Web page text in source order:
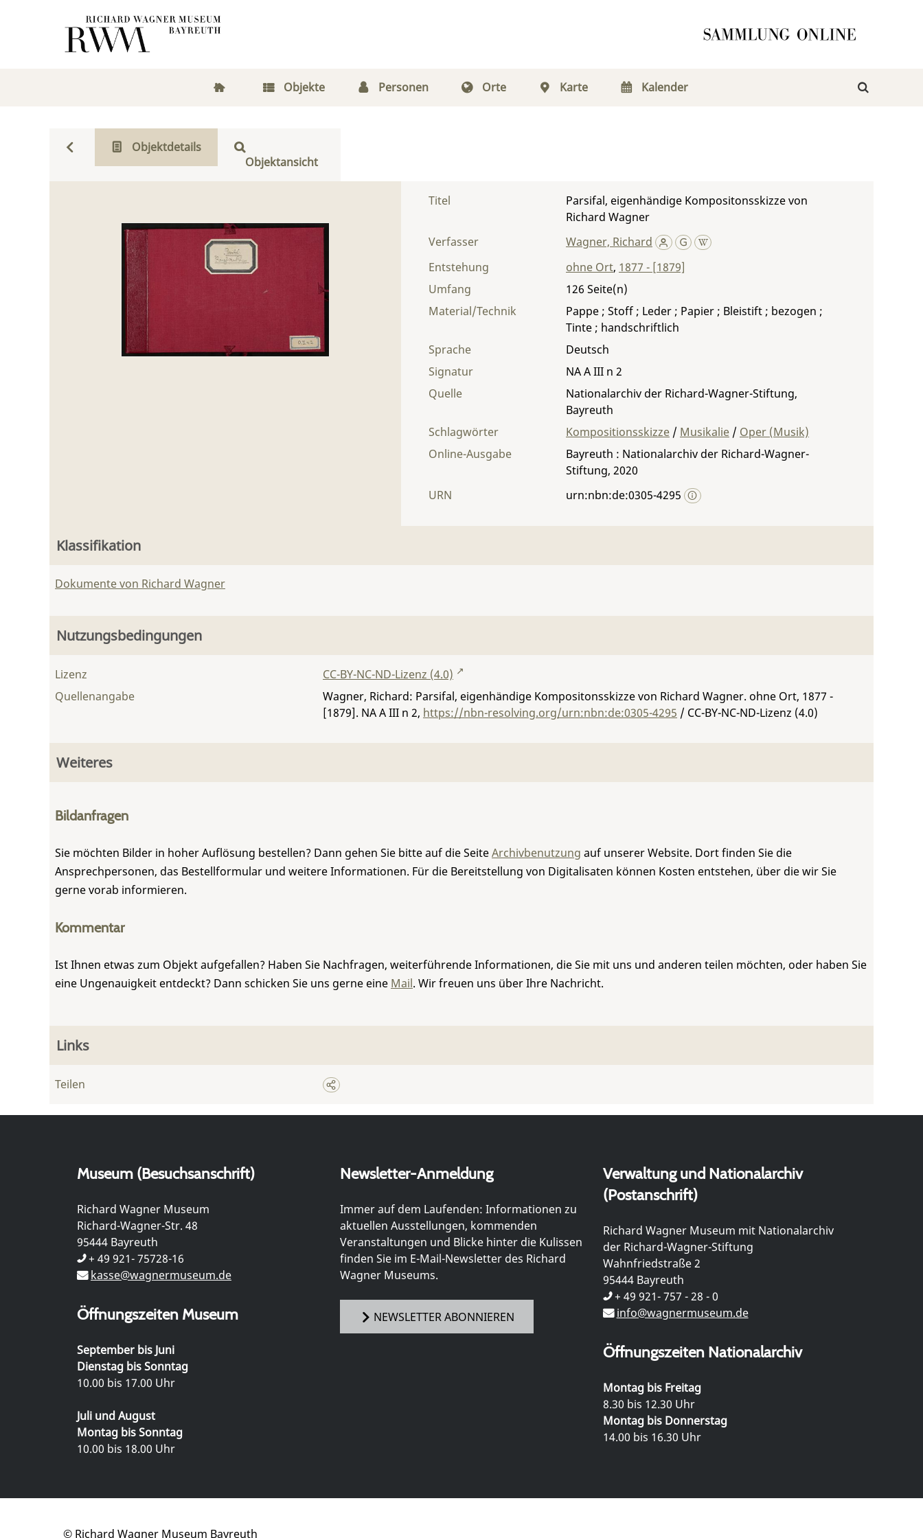
Objekte Personen Orte Karte Kalender
Objektdetails
Objektansicht
Titel
Parsifal, eigenhändige Kompositonsskizze von
Richard Wagner
Verfasser
Wagner, Richard
Entstehung
ohne Ort, 1877 - [1879]
Umfang
126
Material/Technik
Pappe ; Stoff ; Leder ; Papier ; Bleistift ; bezogen ;
Tinte ; handschriftlich
Sprache
Deutsch
Signatur
NA A III n 2
Quelle
Nationalarchiv der Richard-Wagner-Stiftung,
Bayreuth
Schlagwörter
Kompositionsskizze / Musikalie / Oper (Musik)
Online-Ausgabe
Bayreuth : Nationalarchiv der Richard-Wagner-
Stiftung, 2020
URN
urn:nbn:de:0305-4295
Klassifikation
Dokumente von Richard Wagner
Nutzungsbedingungen
Lizenz
CC-BY-NC-ND-Lizenz (4.0)
Quellenangabe
Wagner, Richard: Parsifal, eigenhändige Kompositonsskizze von Richard Wagner. ohne Ort, 1877 -
[1879]. NA A III n 2, https://nbn-resolving.org/urn:nbn:de:0305-4295 / CC-BY-NC-ND-Lizenz (4.0)
Weiteres
Bildanfragen
Sie möchten Bilder in hoher Auflösung bestellen? Dann gehen Sie bitte auf die SeiteArchivbenutzung auf unserer Website. Dort finden Sie die
Ansprechpersonen, das Bestellformular und weitere Informationen. Für die Bereitstellung von Digitalisaten können Kosten entstehen, über die wir Sie
gerne vorab informieren.
Kommentar
Ist Ihnen etwas zum Objekt aufgefallen? Haben Sie Nachfragen, weiterführende Informationen, die Sie mit uns und anderen teilen möchten, oder haben Sie
eine Ungenauigkeit entdeckt? Dann schicken Sie uns gerne eine Mail. Wir freuen uns über Ihre Nachricht.
Links
Teilen
Museum (Besuchsanschrift)
Richard Wagner Museum
Richard-Wagner-Str. 48
95444 Bayreuth
+ 49 921- 75728-16
kasse@wagnermuseum.de
Öffnungszeiten Museum
September bis Juni
Dienstag bis Sonntag
10.00 bis 17.00 Uhr
Juli und August
Montag bis Sonntag
10.00 bis 18.00 Uhr
Newsletter-Anmeldung
Immer auf dem Laufenden: Informationen zu
aktuellen Ausstellungen, kommenden
Veranstaltungen und Blicke hinter die Kulissen
finden Sie im E-Mail-Newsletter des Richard
Wagner Museums.
NEWSLETTER ABONNIEREN
Verwaltung und Nationalarchiv
(Postanschrift)
Richard Wagner Museum mit Nationalarchiv
der Richard-Wagner-Stiftung
Wahnfriedstraße 2
95444 Bayreuth
+ 49 921- 757 - 28 - 0
info@wagnermuseum.de
Öffnungszeiten Nationalarchiv
Montag bis Freitag
8.30 bis 12.30 Uhr
Montag bis Donnerstag
14.00 bis 16.30 Uhr
© Richard Wagner Museum Bayreuth